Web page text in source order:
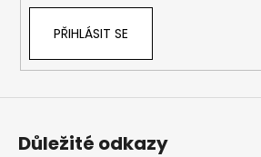
PŘIHLÁSIT SE
Důležité odkazy